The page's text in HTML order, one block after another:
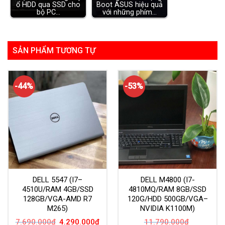
ổ HDD qua SSD cho
bộ PC…
Boot ASUS hiệu quả
với những phím…
SẢN PHẨM TƯƠNG TỰ
-44%
DELL 5547 (I7–
4510U/RAM 4GB/SSD
128GB/VGA-AMD R7
M265)
7.690.000₫ Giá
4.290.000₫Giá
-53%
DELL M4800 (I7-
4810MQ/RAM 8GB/SSD
120G/HDD 500GB/VGA–
NVIDIA K1100M)
11.790.000₫